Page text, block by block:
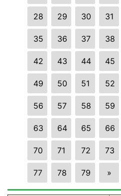
28 29 30 31
35 36 37 38
42 43 44 45
49 50 51 52
56 57 58 59
63 64 65 66
70 71 72 73
77 78 79 »